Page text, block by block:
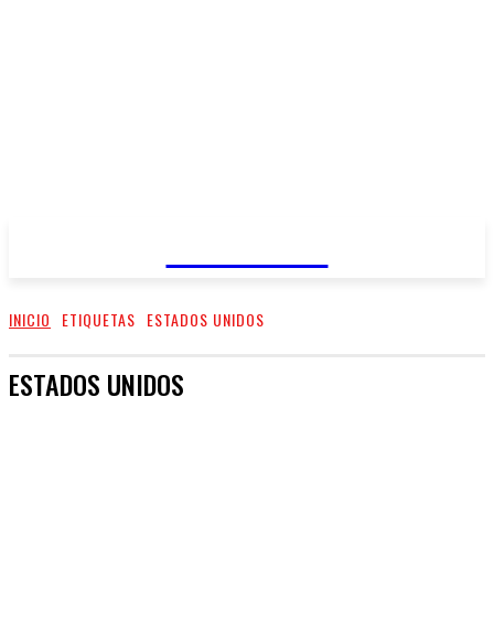
INICIO ETIQUETAS ESTADOS UNIDOS
ESTADOS UNIDOS